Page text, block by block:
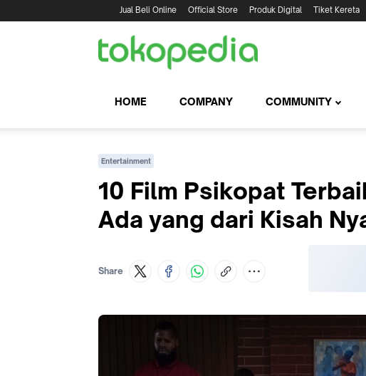
Jual Beli Online Official Store Produk Digital Tiket Kereta
HOME COMPANY COMMUNITY
Entertainment
10 Film Psikopat
Ada yang dari Kisah
Share